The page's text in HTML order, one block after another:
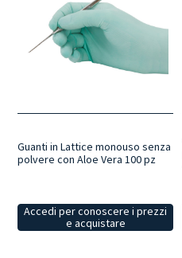
Guanti in Lattice monouso senza
polvere con Aloe Vera 100 pz
Accedi per conoscere i prezzi
e acquistare